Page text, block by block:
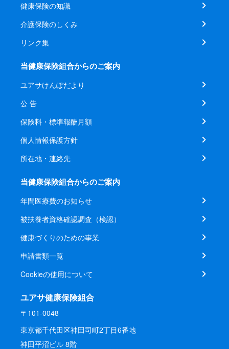
健康保険の知識
介護保険のしくみ
リンク集
当健康保険組合からのご案内
ユアサけんぽだより
公 告
保険料・標準報酬月額
個人情報保護方針
所在地・連絡先
当健康保険組合からのご案内
年間医療費のお知らせ
被扶養者資格確認調査（検認）
健康づくりのための事業
申請書類一覧
Cookieの使用について
ユアサ健康保険組合
〒101-0048
東京都千代田区神田司町2丁目6番地
神田平沼ビル 8階